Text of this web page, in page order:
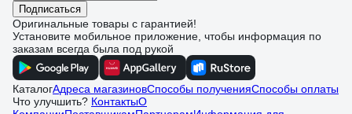
Подписаться
Оригинальные товары с гарантией!
Установите мобильное приложение, чтобы информация по
заказам всегда была под рукой
КаталогАдреса магазиновСпособы полученияСпособы оплаты
Что улучшить? КонтактыО